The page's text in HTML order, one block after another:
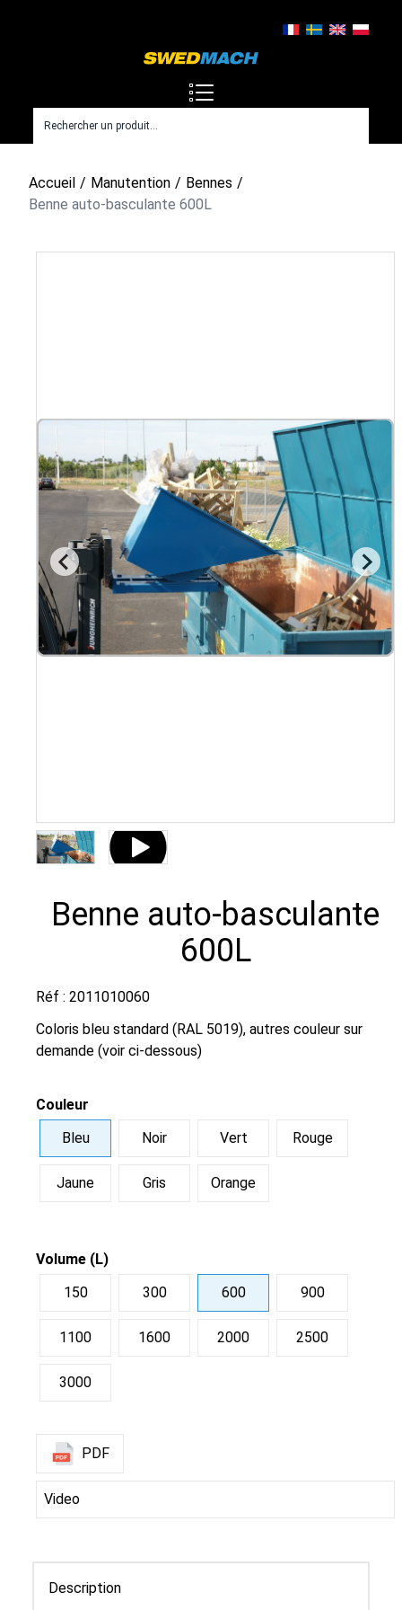
Accueil Manutention
Bennes
Benne auto-basculante 600L
Benne auto-basculante
600L
Réf : 2011010060
Coloris bleu standard (RAL 5019), autres couleur sur
demande (voir ci-dessous)
Couleur
Bleu
Noir Vert Rouge
Jaune Gris Orange
Volume (L)
150
300 600 900
1100 1600 2000 2500
3000
PDF
Video
Description